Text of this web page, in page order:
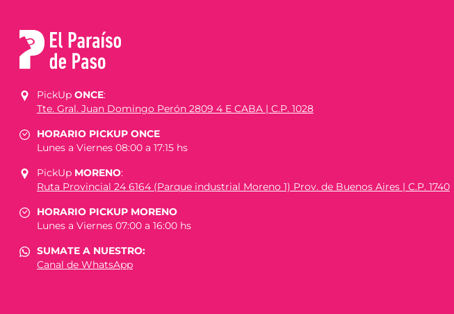
PickUp ONCE:
Tte. Gral. Juan Domingo Perón 2809 4 E CABA | C.P. 1028
HORARIO PICKUP ONCE
Lunes a Viernes 08:00 a 17:15 hs
PickUp MORENO:
Ruta Provincial 24 6164 (Parque industrial Moreno 1) Prov. de Buenos Aires | C.P. 1740
HORARIO PICKUP MORENO
Lunes a Viernes 07:00 a 16:00 hs
SUMATE A NUESTRO:
Canal de WhatsApp